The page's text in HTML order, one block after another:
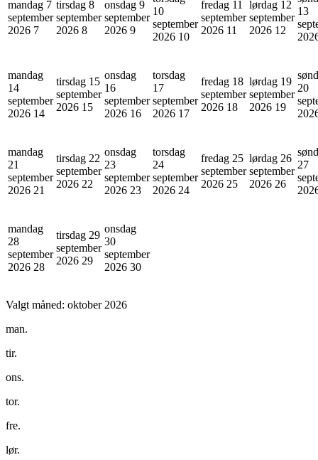
mandag 7
september
2026 7
tirsdag 8
september
2026 8
onsdag 9
september
2026 9
10
september
2026 10
fredag 11
september
2026 11
lørdag 12
september
2026 12
13
mandag
14
september
2026 14
tirsdag 15
september
2026 15
onsdag
16
september
2026 16
torsdag
17
september
2026 17
fredag 18
september
2026 18
lørdag 19
september
2026 19
20
mandag
21
september
2026 21
tirsdag 22
september
2026 22
onsdag
23
september
2026 23
torsdag
24
september
2026 24
fredag 25
september
2026 25
lørdag 26
september
2026 26
27
mandag
28
september
2026 28
tirsdag 29
september
2026 29
onsdag
30
september
2026 30
Valgt måned: oktober 2026
man.
tir.
ons.
tor.
fre.
lør.